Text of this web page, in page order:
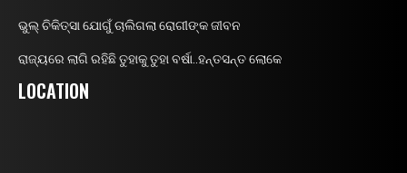
ଭୁଲ୍ ଚିକିତ୍ସା ଯୋଗୁଁ ଚାଲିଗଲା ରୋଗୀଙ୍କ ଜୀବନ
ରାଜ୍ୟରେ ଲାଗି ରହିଛି ତୁହାକୁ ତୁହା ବର୍ଷା..ହନ୍ତସନ୍ତ ଲୋକେ
LOCATION